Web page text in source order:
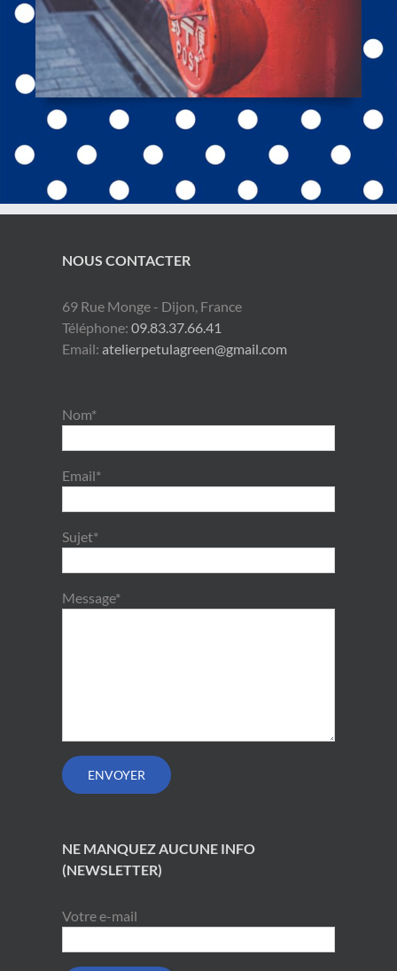
NOUS CONTACTER
69 Rue Monge - Dijon, France
Téléphone: 09.83.37.66.41
Email: atelierpetulagreen@gmail.com
Nom*
Email*
Sujet*
Message*
NE MANQUEZ AUCUNE INFO
(NEWSLETTER)
Votre e-mail